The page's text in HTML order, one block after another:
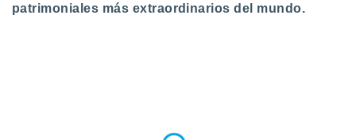
patrimoniales más extraordinarios del mundo.